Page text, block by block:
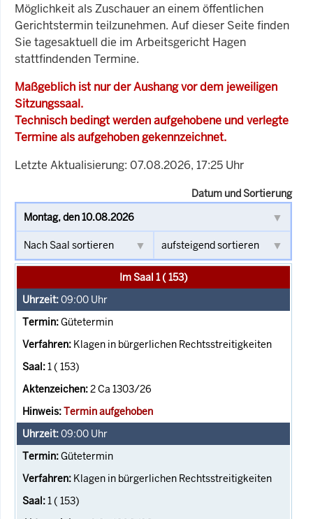
Möglichkeit als Zuschauer an einem öffentlichen
Gerichtstermin teilzunehmen. Auf dieser Seite finden
Sie tagesaktuell die im Arbeitsgericht Hagen
stattfindenden Termine.
Maßgeblich ist nur der Aushang vor dem jeweiligen
Sitzungssaal.
Technisch bedingt werden aufgehobene und verlegte
Termine als aufgehoben gekennzeichnet.
Letzte Aktualisierung: 07.08.2026, 17:25 Uhr
Datum und Sortierung
Im Saal 1 ( 153)
09:00 Uhr
Gütetermin
Klagen in bürgerlichen Rechtsstreitigkeiten
1 ( 153)
2 Ca 1303/26
Termin aufgehoben
09:00 Uhr
Gütetermin
Klagen in bürgerlichen Rechtsstreitigkeiten
1 ( 153)